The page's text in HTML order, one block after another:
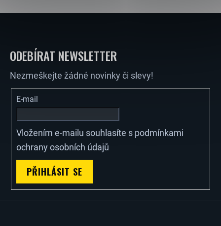
ODEBÍRAT NEWSLETTER
Nezmeškejte žádné novinky či slevy!
E-mail
Vložením e-mailu souhlasíte s podmínkami
ochrany osobních údajů
PŘIHLÁSIT SE